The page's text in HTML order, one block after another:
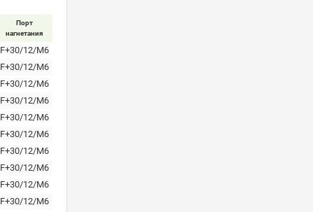
Порт
нагнетания
F+30/12/M6
F+30/12/M6
F+30/12/M6
F+30/12/M6
F+30/12/M6
F+30/12/M6
F+30/12/M6
F+30/12/M6
F+30/12/M6
F+30/12/M6